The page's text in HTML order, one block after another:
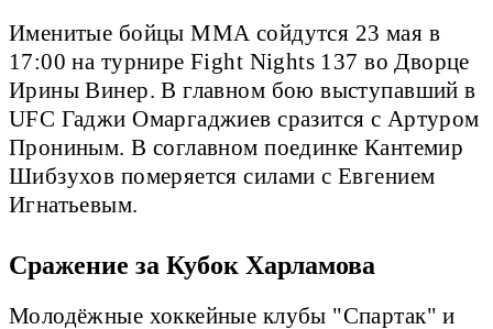
Именитые бойцы ММА сойдутся 23 мая в
17:00 на турнире Fight Nights 137 во Дворце
Ирины Винер. В главном бою выступавший в
UFC Гаджи Омаргаджиев сразится с Артуром
Прониным. В соглавном поединке Кантемир
Шибзухов померяется силами с Евгением
Игнатьевым.
Сражение за Кубок Харламова
Молодёжные хоккейные клубы "Спартак" и